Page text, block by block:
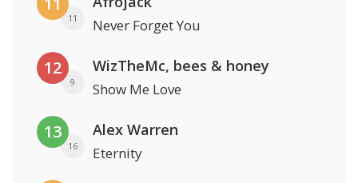
11 Never Forget You
12
9
WizTheMc, bees & honey
Show Me Love
13
16
Alex Warren
Eternity